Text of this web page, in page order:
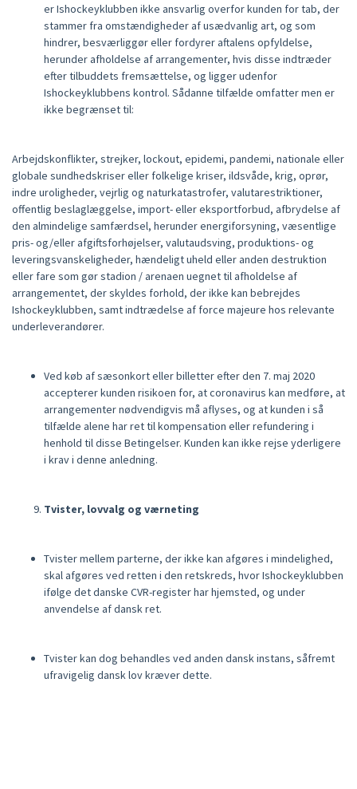
er Ishockeyklubben ikke ansvarlig overfor kunden for tab, der
stammer fra omstændigheder af usædvanlig art, og som
hindrer, besværliggør eller fordyrer aftalens opfyldelse,
herunder afholdelse af arrangementer, hvis disse indtræder
efter tilbuddets fremsættelse, og ligger udenfor
Ishockeyklubbens kontrol. Sådanne tilfælde omfatter men er
ikke begrænset til:
Arbejdskonflikter, strejker, lockout, epidemi, pandemi, nationale eller
globale sundhedskriser eller folkelige kriser, ildsvåde, krig, oprør,
indre uroligheder, vejrlig og naturkatastrofer, valutarestriktioner,
offentlig beslaglæggelse, import- eller eksportforbud, afbrydelse af
den almindelige samfærdsel, herunder energiforsyning, væsentlige
pris- og/eller afgiftsforhøjelser, valutaudsving, produktions- og
leveringsvanskeligheder, hændeligt uheld eller anden destruktion
eller fare som gør stadion / arenaen uegnet til afholdelse af
arrangementet, der skyldes forhold, der ikke kan bebrejdes
Ishockeyklubben, samt indtrædelse af force majeure hos relevante
underleverandører.
Ved køb af sæsonkort eller billetter efter den 7. maj 2020
accepterer kunden risikoen for, at coronavirus kan medføre, at
arrangementer nødvendigvis må aflyses, og at kunden i så
tilfælde alene har ret til kompensation eller refundering i
henhold til disse Betingelser. Kunden kan ikke rejse yderligere
i krav i denne anledning.
Tvister, lovvalg og værneting
Tvister mellem parterne, der ikke kan afgøres i mindelighed,
skal afgøres ved retten i den retskreds, hvor Ishockeyklubben
ifølge det danske CVR-register har hjemsted, og under
anvendelse af dansk ret.
Tvister kan dog behandles ved anden dansk instans, såfremt
ufravigelig dansk lov kræver dette.